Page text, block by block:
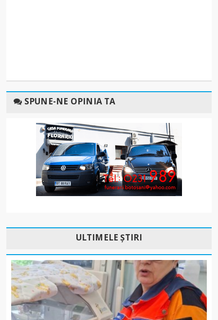
SPUNE-NE OPINIA TA
ULTIMELE ȘTIRI